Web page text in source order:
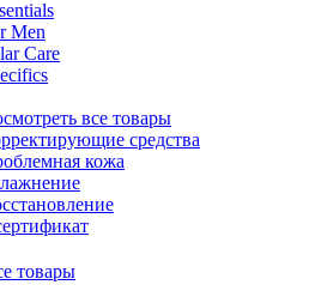
Men
Care
все товары
средства
кожа
товары